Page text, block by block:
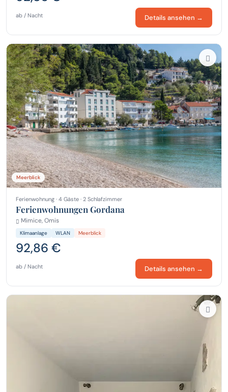
ab / Nacht Details ansehen →
Meerblick
Ferienwohnung · 4 Gäste · 2 Schlafzimmer
Ferienwohnungen Gordana
Mimice, Omis
Klimaanlage WLAN Meerblick
92,86 €
ab / Nacht Details ansehen →